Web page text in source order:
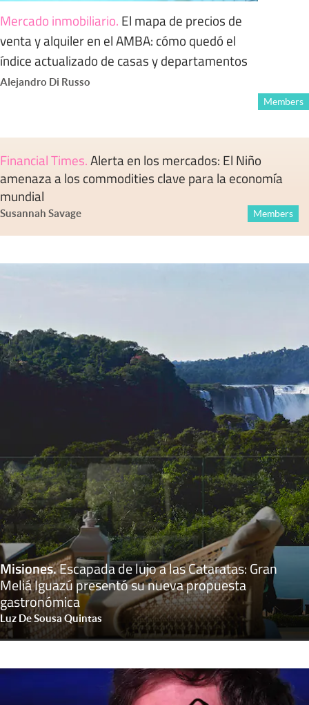
Mercado inmobiliario. El mapa de precios de
venta y alquiler en el AMBA: cómo quedó el
índice actualizado de casas y departamentos
Alejandro Di Russo
Members
Financial Times.Alerta en los mercados: El Niño
amenaza a los commodities clave para la economía
mundial
Susannah Savage Members
Misiones.Escapada de lujo a las Cataratas: Gran
Meliá Iguazú presentó su nueva propuesta
gastronómica
Luz De Sousa Quintas